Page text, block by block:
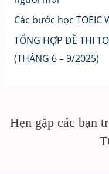
Các bước học
TỔNG HỢP ĐỀ THI
(THÁNG 6 – 9/2025)
Hẹn gặp các bạn